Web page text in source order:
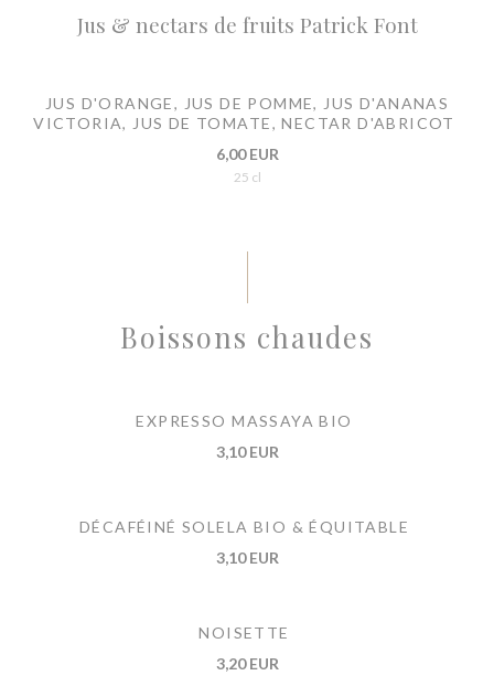
Jus & nectars de fruits Patrick Font
JUS D'ORANGE, JUS DE POMME, JUS D'ANANAS
VICTORIA, JUS DE TOMATE, NECTAR D'ABRICOT
6,00 EUR
25 cl
Boissons chaudes
EXPRESSO MASSAYA BIO
3,10 EUR
DÉCAFÉINÉ SOLELA BIO & ÉQUITABLE
3,10 EUR
NOISETTE
3,20 EUR